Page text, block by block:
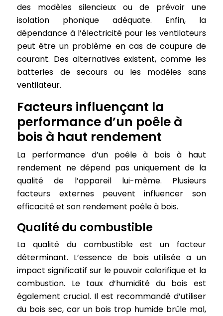
des modèles silencieux ou de prévoir une
isolation phonique adéquate. Enfin, la
dépendance à l’électricité pour les ventilateurs
peut être un problème en cas de coupure de
courant. Des alternatives existent, comme les
batteries de secours ou les modèles sans
ventilateur.
Facteurs influençant la
performance d’un poêle à
bois à haut rendement
La performance d’un poêle à bois à haut
rendement ne dépend pas uniquement de la
qualité de l’appareil lui-même. Plusieurs
facteurs externes peuvent influencer son
efficacité et son rendement poêle à bois.
Qualité du combustible
La qualité du combustible est un facteur
déterminant. L’essence de bois utilisée a un
impact significatif sur le pouvoir calorifique et la
combustion. Le taux d’humidité du bois est
également crucial. Il est recommandé d’utiliser
du bois sec, car un bois trop humide brûle mal,